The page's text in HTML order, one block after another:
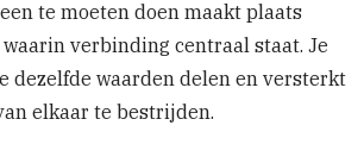
te moeten doen maakt plaats
verbinding centraal staat. Je
dezelfde waarden delen en versterkt
elkaar te bestrijden.